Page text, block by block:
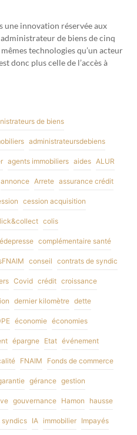
une innovation réservée aux
de biens de cinq
technologies qu’un acteur
donc plus celle de l’accès à
de biens
administrateursdebiens
agents immobiliers aides ALUR
annonce Arrete assurance crédit
cession acquisition
colis
complémentaire santé
conseil contrats de syndic
Covid crédit croissance
dernier kilomètre dette
économie économies
épargne Etat événement
FNAIM Fonds de commerce
gérance gestion
gouvernance Hamon hausse
syndics IA immobilier Impayés